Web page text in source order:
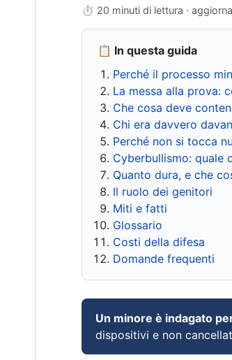
⏱ 20 minuti di lettura ·
📋 In questa guida
Perché il processo
La messa alla prova:
Che cosa deve
Chi era davvero
Perché non si tocca
Cyberbullismo: quale
Quanto dura, e che
Il ruolo dei genitori
Miti e fatti
Glossario
Costi della difesa
Domande frequenti
Un minore è indagato
dispositivi e non